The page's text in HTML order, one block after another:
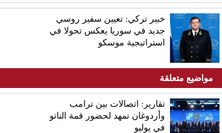
خبير تركي: تعيين سفير روسي
جديد في سوريا يعكس تحولا في
استراتيجية موسكو
مواضيع متعلقة
تقارير: اتصالات بين ترامب
وأردوغان تمهد لحضور قمة الناتو
في يوليو